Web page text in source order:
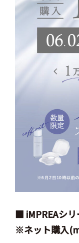
■ iMPREAシリ
※ネット購入